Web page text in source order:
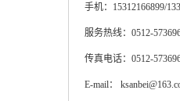
手机：15312166899/
服务热线：0512-
传真电话：0512-
E-mail：